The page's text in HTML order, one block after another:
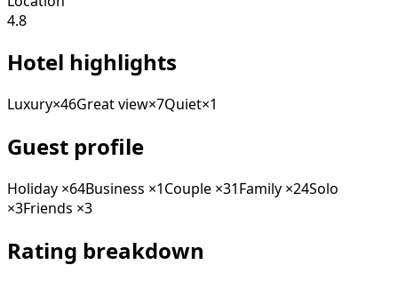
4.8
Hotel highlights
Luxury×46Great view×7Quiet×1
Guest profile
Holiday ×64Business ×1Couple ×31Family ×24Solo
×3Friends ×3
Rating breakdown